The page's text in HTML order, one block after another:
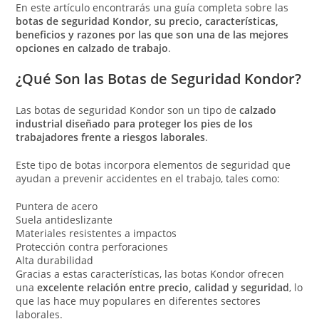
En este artículo encontrarás una guía completa sobre las
botas de seguridad Kondor, su precio, características,
beneficios y razones por las que son una de las mejores
opciones en calzado de trabajo.
¿Qué Son las Botas de Seguridad Kondor?
Las botas de seguridad Kondor son un tipo decalzado
industrial diseñado para proteger los pies de los
trabajadores frente a riesgos laborales.
Este tipo de botas incorpora elementos de seguridad que
ayudan a prevenir accidentes en el trabajo, tales como:
Puntera de acero
Suela antideslizante
Materiales resistentes a impactos
Protección contra perforaciones
Alta durabilidad
Gracias a estas características, las botas Kondor ofrecen
unaexcelente relación entre precio, calidad y seguridad, lo
que las hace muy populares en diferentes sectores
laborales.